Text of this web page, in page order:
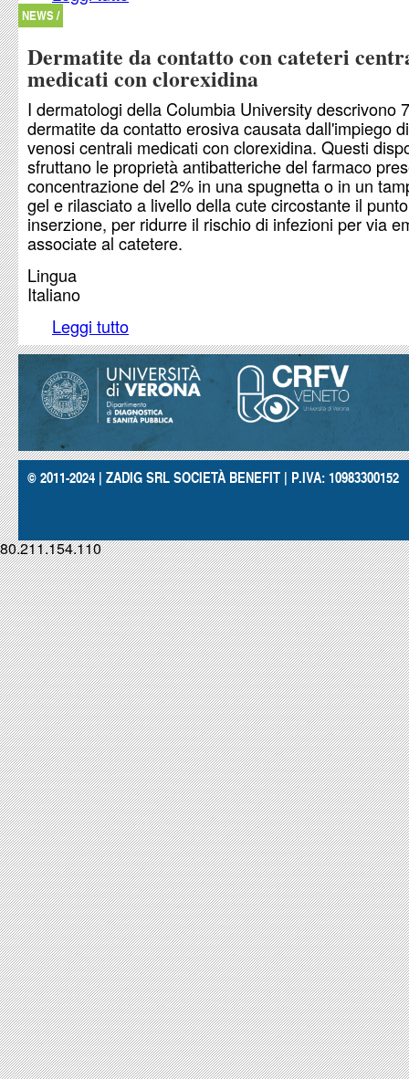
NEWS /
Dermatite da contatto con cateteri
medicati con clorexidina
I dermatologi della Columbia University descrivono
dermatite da contatto erosiva causata dall'impiego
venosi centrali medicati con clorexidina. Questi
sfruttano le proprietà antibatteriche del farmaco
concentrazione del 2% in una spugnetta o in un
gel e rilasciato a livello della cute circostante il
inserzione, per ridurre il rischio di infezioni per via
associate al catetere.
Lingua
Italiano
Leggi tutto
clorexidina
© 2011-2024 | ZADIG SRL SOCIETÀ BENEFIT | P.IVA: 10983300152
80.211.154.110